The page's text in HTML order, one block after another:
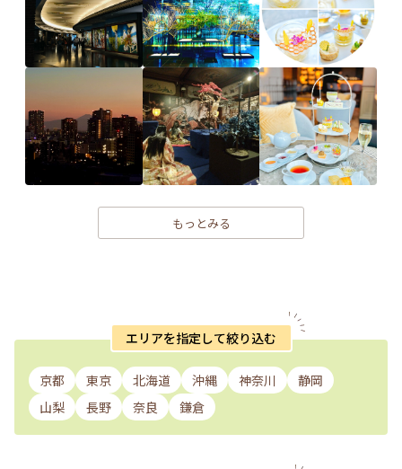
もっとみる
エリアを指定して絞り込む
京都 東京 北海道 沖縄 神奈川
静岡
山梨
長野 奈良 鎌倉